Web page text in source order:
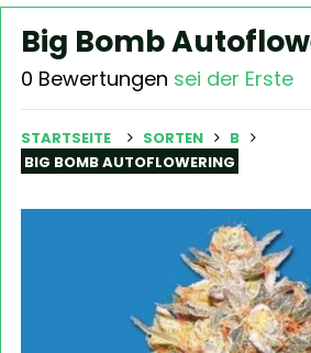
Big Bomb
0 Bewertungen sei der Erste
STARTSEITE SORTEN
B
BIG BOMB AUTOFLOWERING